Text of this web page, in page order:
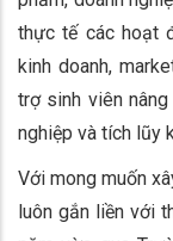
thực tế các hoạt
kinh doanh,
trợ sinh viên
nghiệp và tích lũy
Với mong muốn
luôn gắn liền với